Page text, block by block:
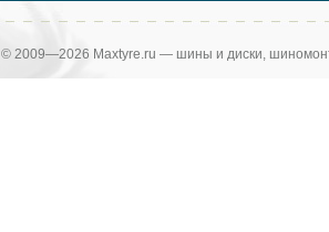
© 2009—2026 Maxtyre.ru — шины и диски,